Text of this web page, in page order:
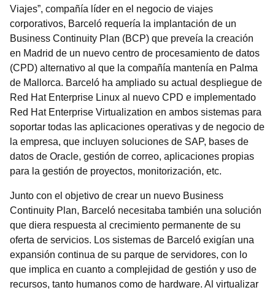
Viajes”, compañía líder en el negocio de viajes
corporativos, Barceló requería la implantación de un
Business Continuity Plan (BCP) que preveía la creación
en Madrid de un nuevo centro de procesamiento de datos
(CPD) alternativo al que la compañía mantenía en Palma
de Mallorca. Barceló ha ampliado su actual despliegue de
Red Hat Enterprise Linux al nuevo CPD e implementado
Red Hat Enterprise Virtualization en ambos sistemas para
soportar todas las aplicaciones operativas y de negocio de
la empresa, que incluyen soluciones de SAP, bases de
datos de Oracle, gestión de correo, aplicaciones propias
para la gestión de proyectos, monitorización, etc.
Junto con el objetivo de crear un nuevo Business
Continuity Plan, Barceló necesitaba también una solución
que diera respuesta al crecimiento permanente de su
oferta de servicios. Los sistemas de Barceló exigían una
expansión continua de su parque de servidores, con lo
que implica en cuanto a complejidad de gestión y uso de
recursos, tanto humanos como de hardware. Al virtualizar